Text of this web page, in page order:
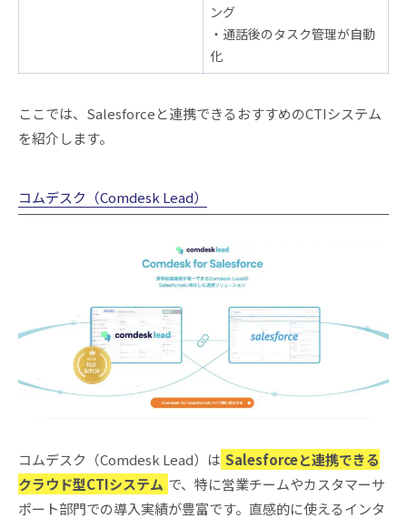
ング
・通話後のタスク管理が自動
化
ここでは、Salesforceと連携できるおすすめのCTIシステム
を紹介します。
コムデスク（Comdesk Lead）
コムデスク（Comdesk Lead）は Salesforceと連携できる
クラウド型CTIシステム で、特に営業チームやカスタマーサ
ポート部門での導入実績が豊富です。直感的に使えるインタ